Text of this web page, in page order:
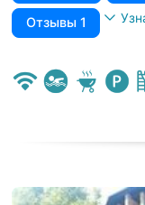
Отзывы 1